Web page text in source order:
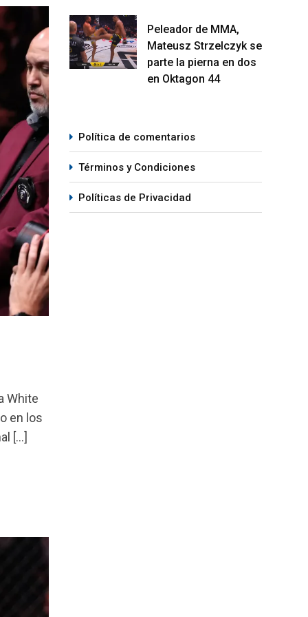
White
en los
[…]
Peleador de MMA,
Mateusz Strzelczyk se
parte la pierna en dos
en Oktagon 44
Política de comentarios
Términos y Condiciones
Políticas de Privacidad